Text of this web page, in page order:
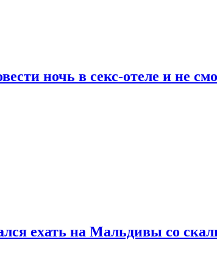
ночь в секс-отеле и не
ехать на Мальдивы со